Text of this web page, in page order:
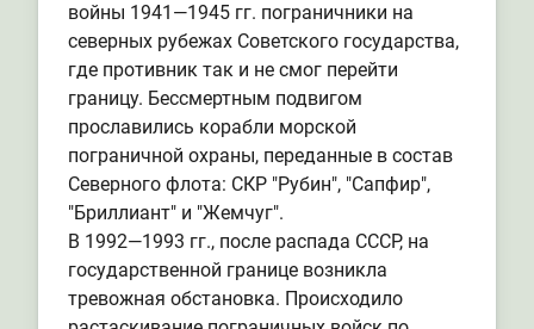
войны 1941—1945 гг. пограничники на
северных рубежах Советского государства,
где противник так и не смог перейти
границу. Бессмертным подвигом
прославились корабли морской
пограничной охраны, переданные в состав
Северного флота: СКР "Рубин", "Сапфир",
"Бриллиант" и "Жемчуг".
В 1992—1993 гг., после распада СССР, на
государственной границе возникла
тревожная обстановка. Происходило